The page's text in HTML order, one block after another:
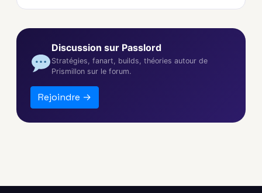
Discussion sur Passlord
Stratégies, fanart, builds, théories autour de
Prismillon sur le forum.
Rejoindre →